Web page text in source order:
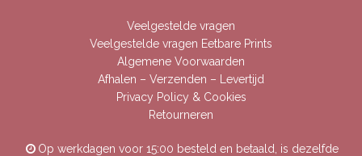
Veelgestelde vragen
Veelgestelde vragen Eetbare Prints
Algemene Voorwaarden
Afhalen – Verzenden – Levertijd
Privacy Policy & Cookies
Retourneren
Op werkdagen voor 15:00 besteld en betaald, is dezelfde